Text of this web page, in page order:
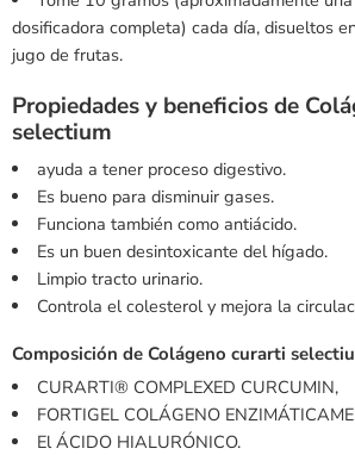
dosificadora completa) cada día, disueltos
jugo de frutas.
Propiedades y beneficios de
selectium
ayuda a tener proceso digestivo.
Es bueno para disminuir gases.
Funciona también como antiácido.
Es un buen desintoxicante del hígado.
Limpio tracto urinario.
Controla el colesterol y mejora la
Composición de Colágeno curarti
CURARTI® COMPLEXED CURCUMIN,
FORTIGEL COLÁGENO
El ÁCIDO HIALURÓNICO.